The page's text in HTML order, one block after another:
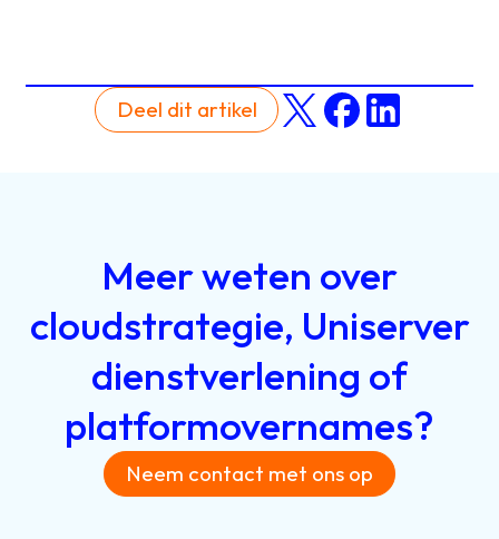
Deel dit artikel
Meerweten over
cloudstrategie, Uniserver
dienstverlening of
platformovernames?
Neem contact met ons op